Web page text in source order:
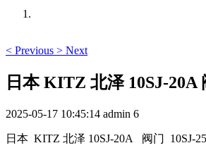
< Previous > Next
日本 KITZ 北泽 10SJ-20A
2025-05-17 10:45:14 admin 6
日本 KITZ 北泽 10SJ-20A 阀门 10SJ-